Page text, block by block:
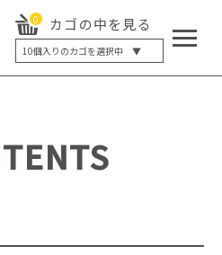
0 カゴの中を見る
10個入りのカゴを選択中 ▼
5個入り
20個入り
最大12%OFF